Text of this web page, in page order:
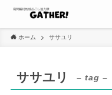
ホーム ササユリ
ササユリ – tag –